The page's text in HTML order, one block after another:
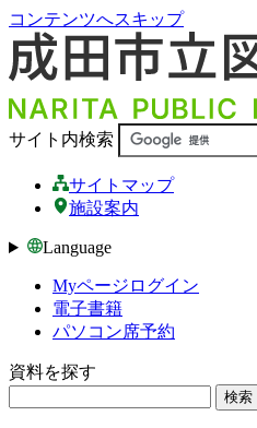
コンテンツへスキップ
サイト内検索
サイトマップ
施設案内
Language
Myページログイン
電子書籍
パソコン席予約
資料を探す
検索